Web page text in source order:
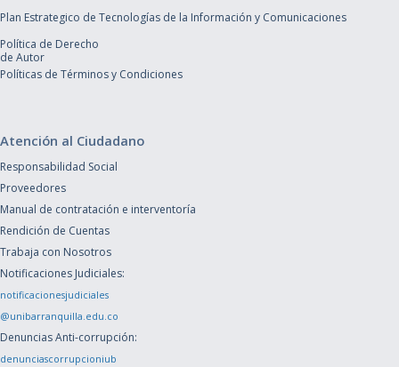
Plan Estrategico de Tecnologías de la Información y Comunicaciones
Política de Derecho
de Autor
Políticas de Términos y Condiciones
Atención al Ciudadano
Responsabilidad Social
Proveedores
Manual de contratación e interventoría
Rendición de Cuentas
Trabaja con Nosotros
Notificaciones Judiciales:
notificacionesjudiciales
@unibarranquilla.edu.co
Denuncias Anti-corrupción:
denunciascorrupcioniub